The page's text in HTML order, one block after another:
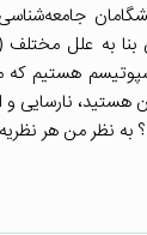
به علل مختلف
هستیم
نارسایی و
نظر من هر